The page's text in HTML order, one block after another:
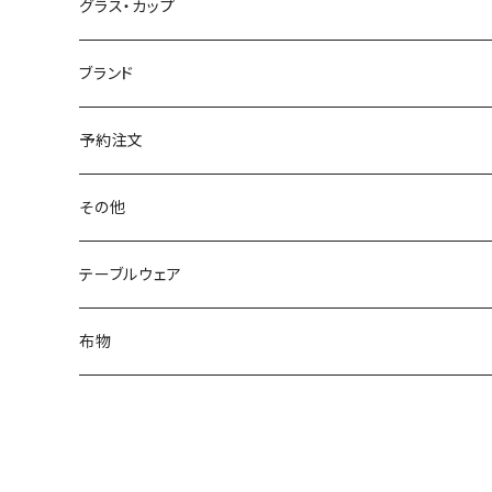
ロングスリーブTシャツ
ポロシャツ
スウェット
ベビーウェア
ベイビービブ(よだれかけ)
キッズウェア
ネクタイ
マスキングテープ
ステッカー
サコッシュ
ポーチ
パッカブルバッグ
バッジ・ピンズ
ピンズ
バッジ
ピアス・イヤリング
チャーム
グラス・カップ
ボトル
カップ
マグカップ
ブランド
Jomonian Styles
どろなわ工房
星降る中部高地の縄文世界
ろまん研究所（松本ジュンイチロー）
予約注文
その他
テーブルウェア
布物